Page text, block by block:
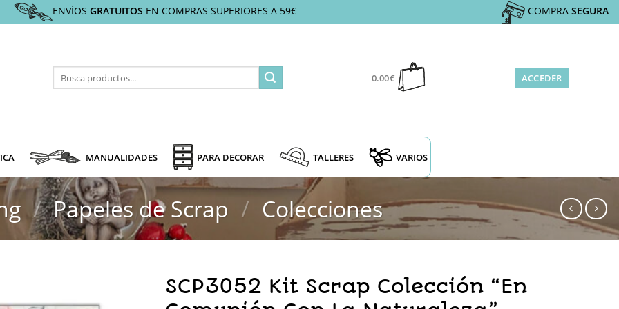
ENVÍOS GRATUITOS EN COMPRAS SUPERIORES A 59€ COMPRA SEGURA
por:
0.00€ ACCEDER
MANUALIDADES PARA DECORAR TALLERES VARIOS
/ Papeles de Scrap / Colecciones
SCP3052 Kit Scrap Colección “En